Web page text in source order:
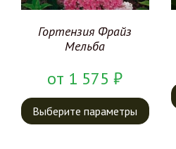
Гортензия Фрайз
Мельба
от 1 575₽
Выберите параметры